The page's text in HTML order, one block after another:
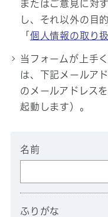
またはご意見に対
し、それ以外の目
「 個人情報の取り
当フォームが上手
は、下記メールア
のメールアドレス
起動します）。
名前
ふりがな